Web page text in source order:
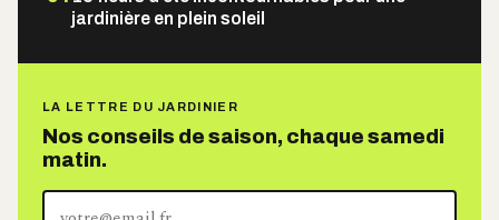
jardinière en plein soleil
LA LETTRE DU JARDINIER
Nos conseils de saison, chaque samedi
matin.